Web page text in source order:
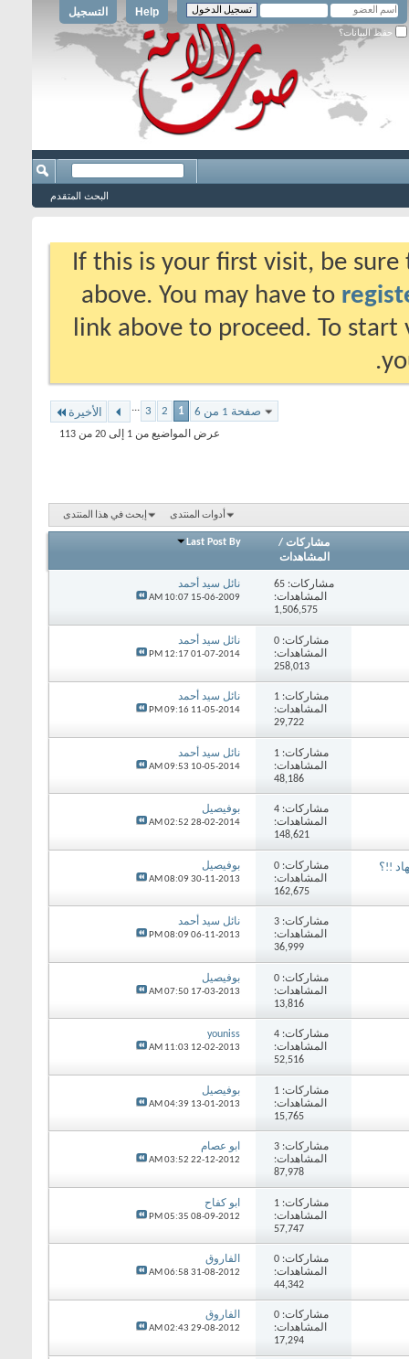
التسجيل Help
حفظ البيانات؟
البحث المتقدم
If this is your first visit, be
above. You may have to
link above to proceed. To
صفحة 1 من 6 1
2
3
... الأخيرة
عرض المواضيع من 1 إلى 20 من 113
أدوات المنتدى إبحث في هذا المنتدى
مشاركات/
المشاهدات
Last Post By
مشاركات: 65
المشاهدات:
1,506,575
نائل سيد أحمد
15-06-2009
10:07 AM
مشاركات: 0
المشاهدات:
258,013
نائل سيد أحمد
01-07-2014
12:17 PM
مشاركات: 1
المشاهدات:
29,722
نائل سيد أحمد
11-05-2014
09:16 PM
مشاركات: 1
المشاهدات:
48,186
نائل سيد أحمد
10-05-2014
09:53 AM
مشاركات: 4
المشاهدات:
148,621
بوفيصيل
28-02-2014
02:52 AM
!!؟ مشاركات: 0
المشاهدات:
162,675
بوفيصيل
30-11-2013
08:09 AM
مشاركات: 3
المشاهدات:
36,999
نائل سيد أحمد
06-11-2013
08:09 PM
مشاركات: 0
المشاهدات:
13,816
بوفيصيل
17-03-2013
07:50 AM
مشاركات: 4
المشاهدات:
52,516
youniss
12-02-2013
11:03 AM
مشاركات: 1
المشاهدات:
15,765
بوفيصيل
13-01-2013
04:39 AM
مشاركات: 3
المشاهدات:
87,978
ابو عصام
22-12-2012
03:52 AM
مشاركات: 1
المشاهدات:
57,747
ابو كفاح
08-09-2012
05:35 PM
مشاركات: 0
المشاهدات:
44,342
الفاروق
31-08-2012
06:58 AM
مشاركات: 0
المشاهدات:
17,294
الفاروق
29-08-2012
02:43 AM